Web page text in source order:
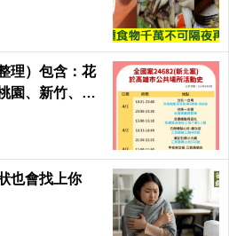
理）包含：花
園、新竹、台
也會找上你